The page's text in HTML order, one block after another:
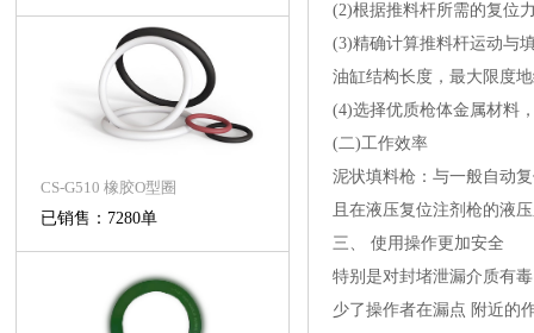
CS-G510 橡胶O型圈
已销售：7280单
(2)根据推料杆所需的复位
(3)精确计算推料杆运动与
油缸结构长度，最大限度
(4)选择优质枪体金属材料
(二)工作效率
泥状填料枪：与一般自动
且在液压复位注剂枪的液
三、 使用操作更加安全
特别是对封堵泄漏介质有
少了操作者在漏点 附近的